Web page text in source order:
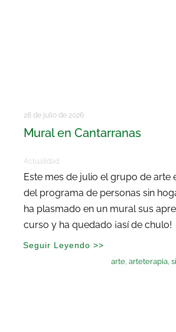
28 de julio de 2026
Mural en Cantarranas
Actualidad
Este mes de julio el grupo de arte
del programa de personas sin
ha plasmado en un mural sus
curso y ha quedado ¡así de chulo!
Seguir Leyendo >>
arte,arteterapia,